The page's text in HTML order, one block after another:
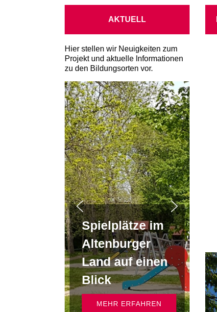
AKTUELL
Hier stellen wir Neuigkeiten zum
Projekt und aktuelle Informationen
zu den Bildungsorten vor.
Spielplätze im
Altenburger
Land auf einen
Blick
MEHR ERFAHREN